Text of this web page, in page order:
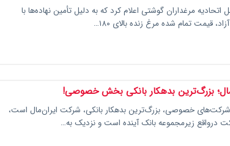
اتحادیه مرغداران گوشتی اعلام کرد که به دلیل تأمین نهاده‌ها با
قیمت تمام شده مرغ زنده بالای ۱۸۰…
بزرگ‌ترین بدهکار بانکی بخش خصوصی!
خصوصی، بزرگ‌ترین بدهکار بانکی، شرکت ایران‌مال است،
درواقع زیرمجموعه بانک آینده است و نزدیک به…